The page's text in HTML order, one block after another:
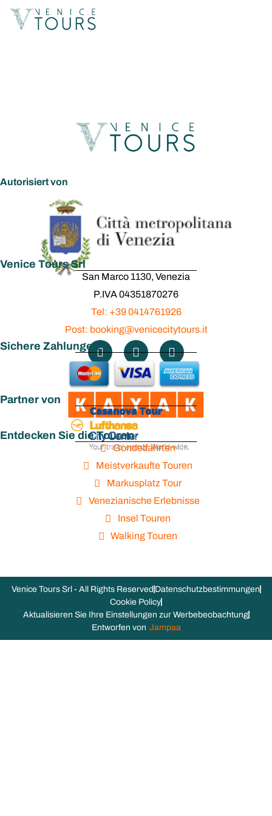
+ San Marco
History
Gallery
Autorisiert von
Venice Tours Srl
San Marco 1130, Venezia
P.IVA 04351870276
Tel: +39 0414761926
Post: booking@venicecitytours.it
Sichere Zahlungen
Partner von
Entdecken Sie die Touren
Gondelfahrten
Meistverkaufte Touren
Markusplatz Tour
Venezianische Erlebnisse
Insel Touren
Walking Touren
Venice Tours Srl - All Rights Reserved Datenschutzbestimmungen
Cookie Policy
Aktualisieren Sie Ihre Einstellungen zur Werbebeobachtung
Entworfen von Jampaa